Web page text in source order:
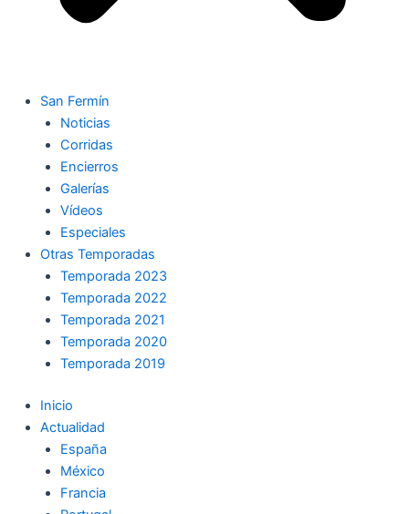
San Fermín
Noticias
Corridas
Encierros
Galerías
Vídeos
Especiales
Otras Temporadas
Temporada 2023
Temporada 2022
Temporada 2021
Temporada 2020
Temporada 2019
Inicio
Actualidad
España
México
Francia